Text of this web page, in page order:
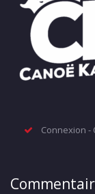
Connexion